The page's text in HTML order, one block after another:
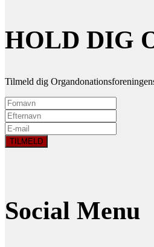
HOLD DIG
Tilmeld dig
Social Menu